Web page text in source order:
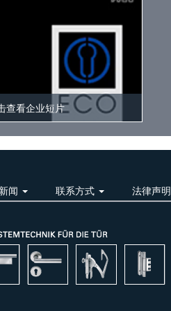
查看企业短片
闻 联系方式 法律声明